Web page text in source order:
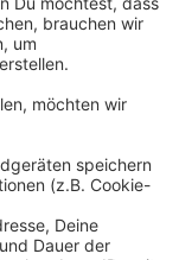
Damit
Familien
Ideen und